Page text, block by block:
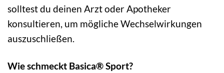
solltest du deinen Arzt oder Apotheker
konsultieren, um mögliche Wechselwirkungen
auszuschließen.
Wie schmeckt Basica® Sport?